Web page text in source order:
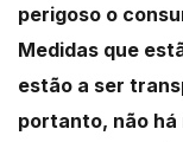
perigoso o
Medidas que
estão a ser
portanto, não há